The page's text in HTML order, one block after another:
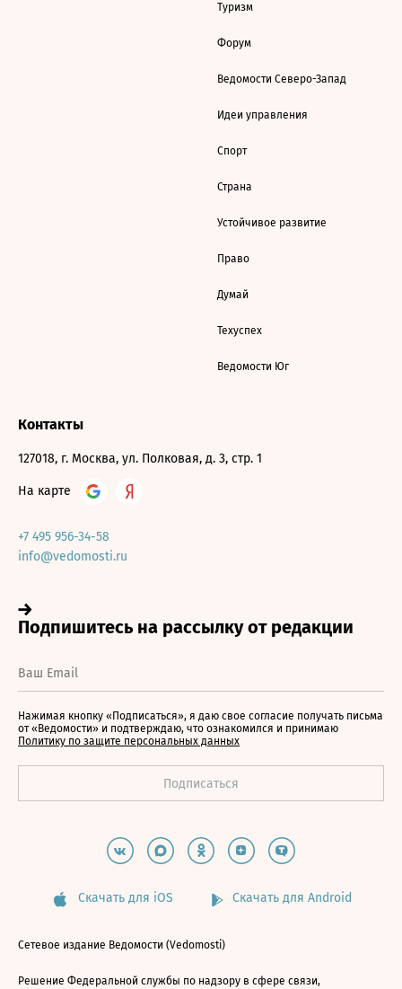
Туризм
Форум
Ведомости Северо-Запад
Идеи управления
Спорт
Страна
Устойчивое развитие
Право
Думай
Техуспех
Ведомости Юг
Контакты
127018, г. Москва, ул. Полковая, д. 3, стр. 1
На карте
+7 495 956-34-58
info@vedomosti.ru
Нажимая кнопку «Подписаться», я даю свое согласие получать письма
от «Ведомости» и подтверждаю, что ознакомился и принимаю
Политику по защите персональных данных
Скачать для iOS Скачать для Android
Сетевое издание Ведомости (Vedomosti)
Решение Федеральной службы по надзору в сфере связи,